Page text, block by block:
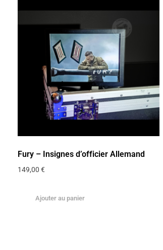
Fury – Insignes d’officier Allemand
149,00 €
Ajouter au panier